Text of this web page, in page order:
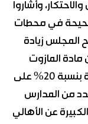
وأشاروا
شحيحة في محطات
المجلس زيادة
المازوت
لتلبية احتياجات الزراعة والتدفئة وخاصة أن الشتاء أصبح على الأبواب علماً أنه تم حتى تاريخه توزيع المادة بنسبة 20% على
من المدارس
عن الأهالي